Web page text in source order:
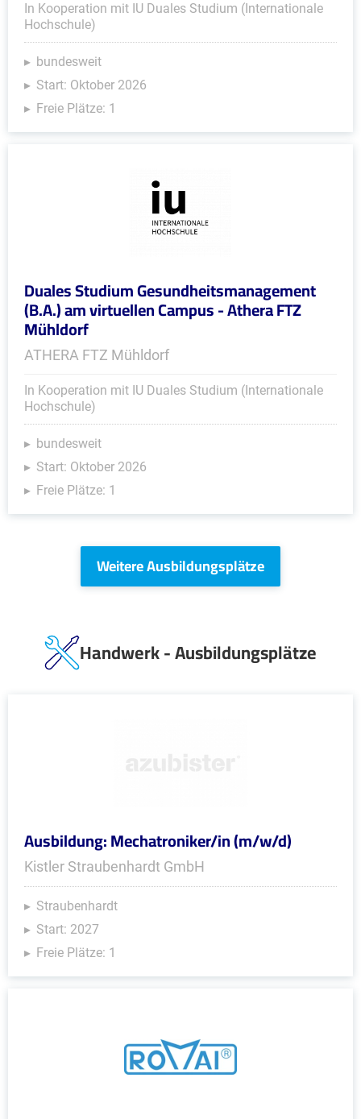
In Kooperation mit IU Duales Studium (Internationale
Hochschule)
bundesweit
Start: Oktober 2026
Freie Plätze: 1
Duales Studium Gesundheitsmanagement
(B.A.) am virtuellen Campus - Athera FTZ
Mühldorf
ATHERA FTZ Mühldorf
In Kooperation mit IU Duales Studium (Internationale
Hochschule)
bundesweit
Start: Oktober 2026
Freie Plätze: 1
Weitere Ausbildungsplätze
Handwerk - Ausbildungsplätze
Ausbildung: Mechatroniker/in (m/w/d)
Kistler Straubenhardt GmbH
Straubenhardt
Start: 2027
Freie Plätze: 1